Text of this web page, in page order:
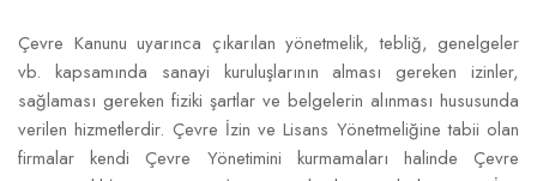
Çevre Kanunu uyarınca çıkarılan yönetmelik, tebliğ, genelgeler
vb. kapsamında sanayi kuruluşlarının alması gereken izinler,
sağlaması gereken fiziki şartlar ve belgelerin alınması hususunda
verilen hizmetlerdir. Çevre İzin ve Lisans Yönetmeliğine tabii olan
firmalar kendi Çevre Yönetimini kurmamaları halinde Çevre